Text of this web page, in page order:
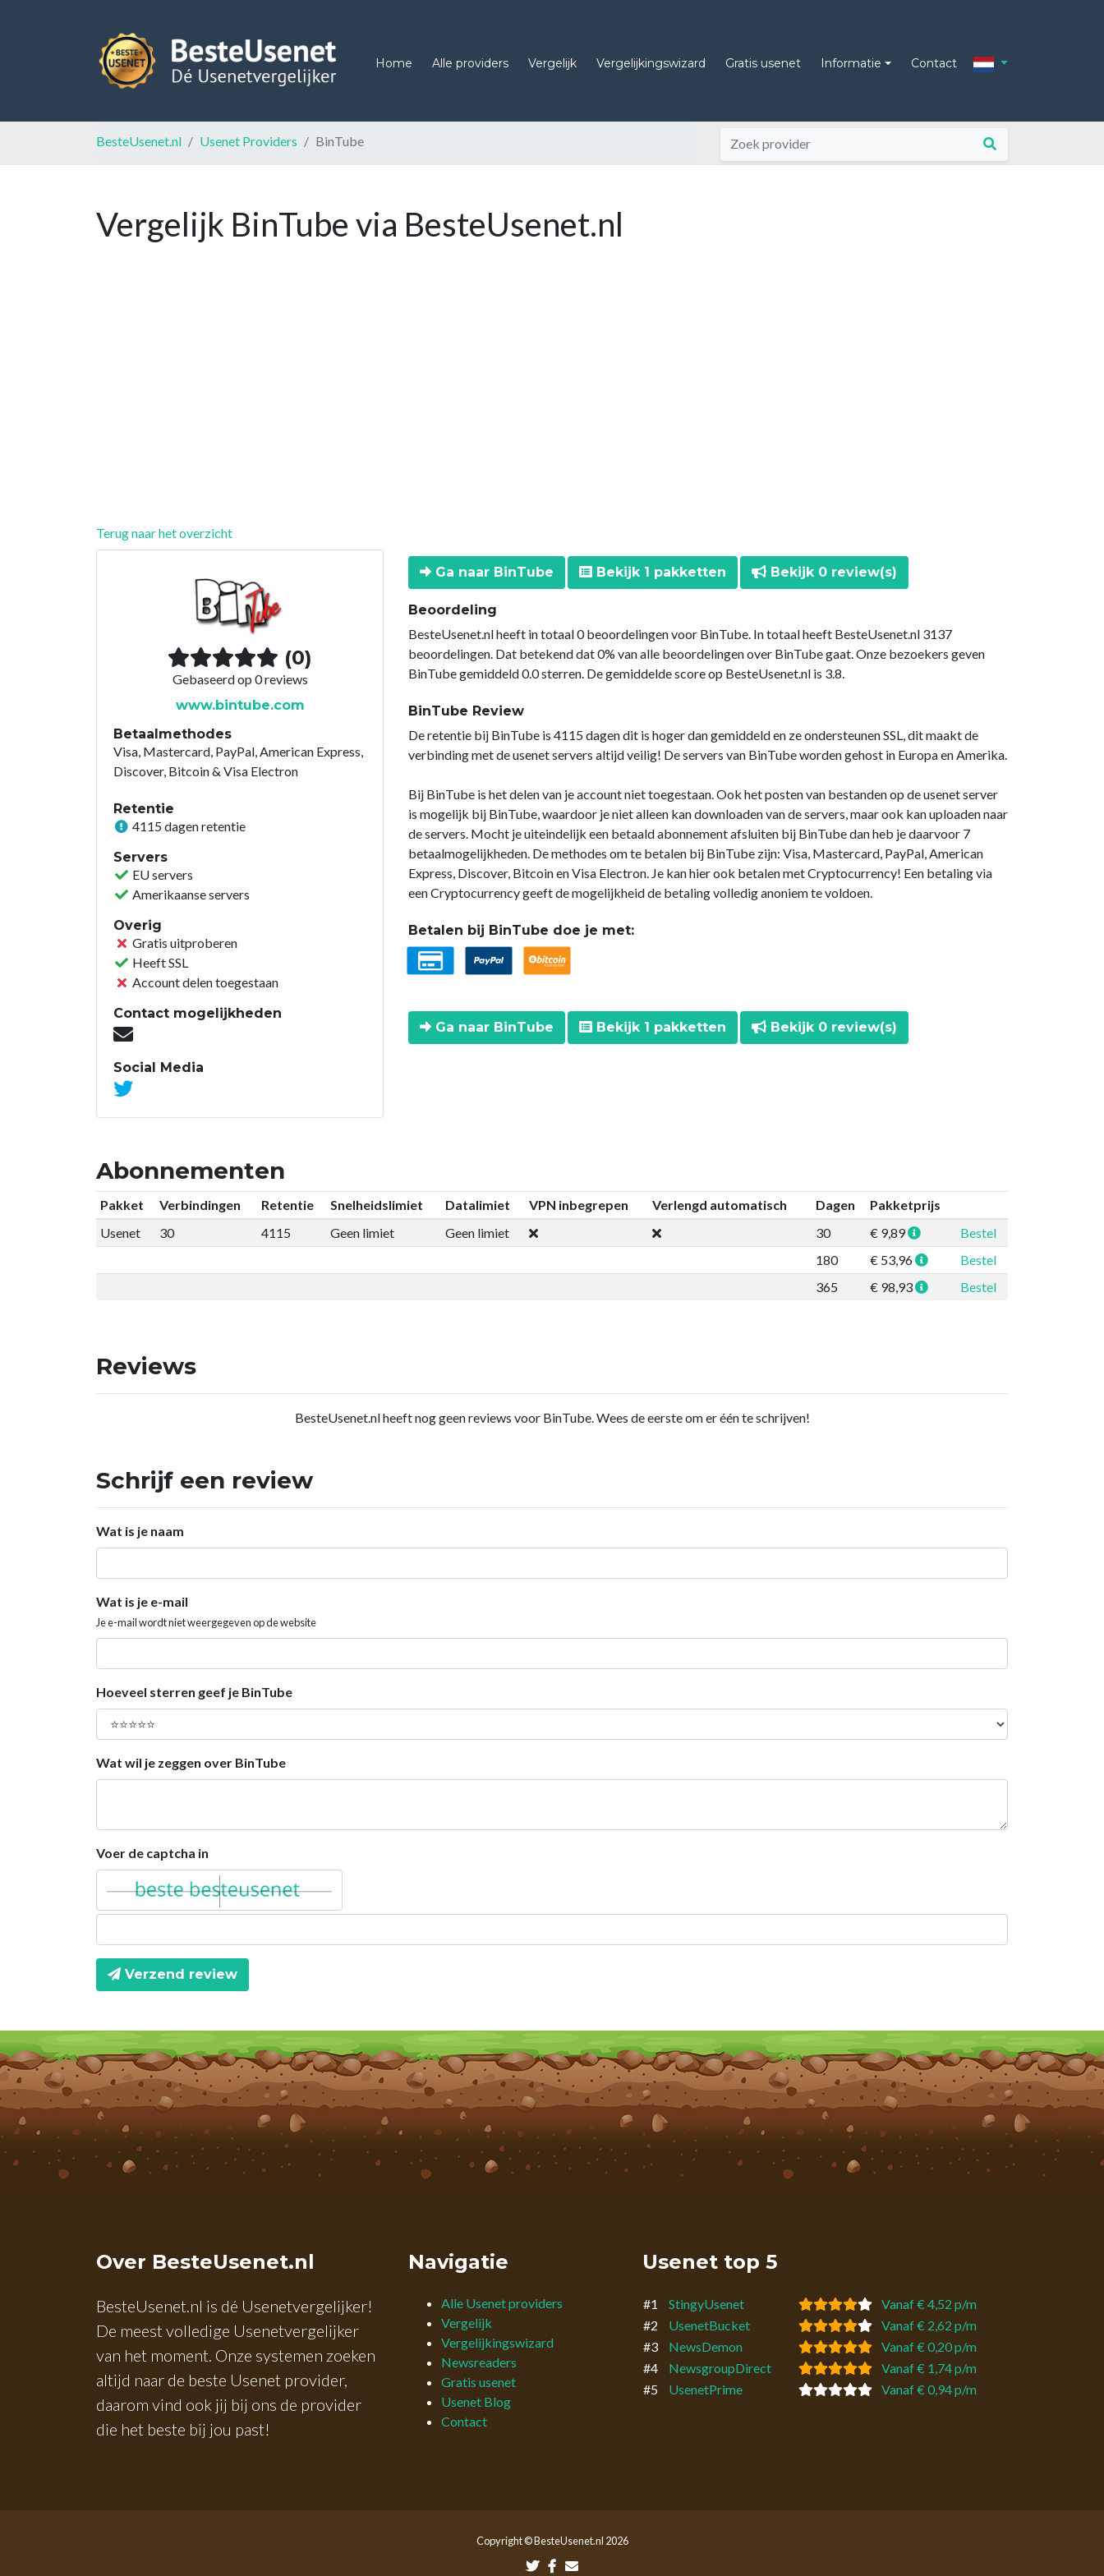
Home Alle providers Vergelijk Vergelijkingswizard Gratis usenet Informatie Contact
BesteUsenet.nl Usenet Providers BinTube
Vergelijk BinTube via BesteUsenet.nl
Terug naar het overzicht
(0)
Gebaseerd op 0 reviews
www.bintube.com
Betaalmethodes
Visa, Mastercard, PayPal, American Express,
Discover, Bitcoin & Visa Electron
Retentie
4115 dagen retentie
Servers
EU servers
Amerikaanse servers
Overig
Gratis uitproberen
Heeft SSL
Account delen toegestaan
Contact mogelijkheden
Social Media
Ga naar BinTube Bekijk 1 pakketten Bekijk 0 review(s)
Beoordeling
BesteUsenet.nl heeft in totaal 0 beoordelingen voor BinTube. In totaal heeft BesteUsenet.nl 3137
beoordelingen. Dat betekend dat 0% van alle beoordelingen over BinTube gaat. Onze bezoekers geven
BinTube gemiddeld 0.0 sterren. De gemiddelde score op BesteUsenet.nl is 3.8.
BinTube Review
De retentie bij BinTube is 4115 dagen dit is hoger dan gemiddeld en ze ondersteunen SSL, dit maakt de
verbinding met de usenet servers altijd veilig! De servers van BinTube worden gehost in Europa en Amerika.
Bij BinTube is het delen van je account niet toegestaan. Ook het posten van bestanden op de usenet server
is mogelijk bij BinTube, waardoor je niet alleen kan downloaden van de servers, maar ook kan uploaden naar
de servers. Mocht je uiteindelijk een betaald abonnement afsluiten bij BinTube dan heb je daarvoor 7
betaalmogelijkheden. De methodes om te betalen bij BinTube zijn: Visa, Mastercard, PayPal, American
Express, Discover, Bitcoin en Visa Electron. Je kan hier ook betalen met Cryptocurrency! Een betaling via
een Cryptocurrency geeft de mogelijkheid de betaling volledig anoniem te voldoen.
Betalen bij BinTube doe je met:
Ga naar BinTube Bekijk 1 pakketten Bekijk 0 review(s)
Abonnementen
Pakket Verbindingen Retentie Snelheidslimiet Datalimiet VPN inbegrepen Verlengd automatisch Dagen
Pakketprijs
Usenet
30 4115 Geen limiet Geen limiet 30 € 9,89
Bestel
180
€ 53,96
Bestel
365
€ 98,93 Bestel
Reviews
BesteUsenet.nl heeft nog geen reviews voor BinTube. Wees de eerste om er één te schrijven!
Schrijf een review
Wat is je naam
Wat is je e-mail
Je e-mail wordt niet weergegeven op de website
Hoeveel sterren geef je BinTube
Wat wil je zeggen over BinTube
Voer de captcha in
Verzend review
Over BesteUsenet.nl
BesteUsenet.nl is dé Usenetvergelijker!
De meest volledige Usenetvergelijker
van het moment. Onze systemen zoeken
altijd naar de beste Usenet provider,
daarom vind ook jij bij ons de provider
die het beste bij jou past!
Navigatie
Alle Usenet providers
Vergelijk
Vergelijkingswizard
Newsreaders
Gratis usenet
Usenet Blog
Contact
Usenet top 5
#1 StingyUsenet
Vanaf € 4,52 p/m
#2
UsenetBucket
Vanaf € 2,62 p/m
#3
NewsDemon
Vanaf € 0,20 p/m
#4
NewsgroupDirect
Vanaf € 1,74 p/m
#5
UsenetPrime Vanaf € 0,94 p/m
Copyright © BesteUsenet.nl 2026